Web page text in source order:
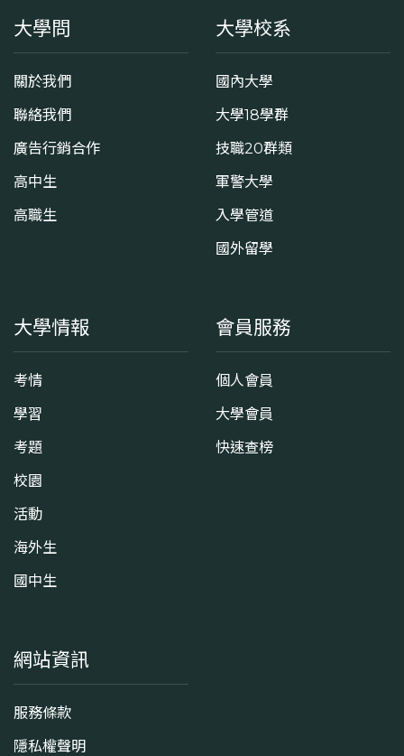
大學問
關於我們
聯絡我們
廣告行銷合作
高中生
高職生
大學校系
國內大學
大學18學群
技職20群類
軍警大學
入學管道
國外留學
大學情報
考情
學習
考題
校園
活動
海外生
國中生
會員服務
個人會員
大學會員
快速查榜
網站資訊
服務條款
隱私權聲明